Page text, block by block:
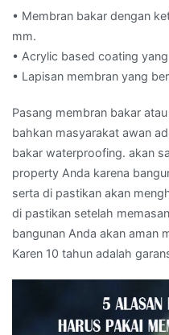
• Membran bakar dengan
mm.
• Acrylic based coating
• Lapisan membran yang
Pasang membran bakar
bahkan masyarakat awan
bakar waterproofing. akan
property Anda karena
serta di pastikan akan
di pastikan setelah
bangunan Anda akan aman
Karen 10 tahun adalah